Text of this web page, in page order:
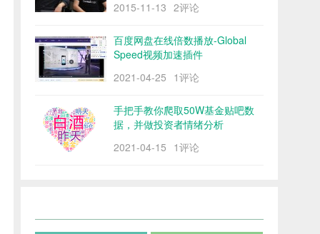
2015-11-13 2评论
百度网盘在线倍数播放-Global
Speed视频加速插件
2021-04-25 1评论
手把手教你爬取50W基金贴吧数
据，并做投资者情绪分析
2021-04-15 1评论